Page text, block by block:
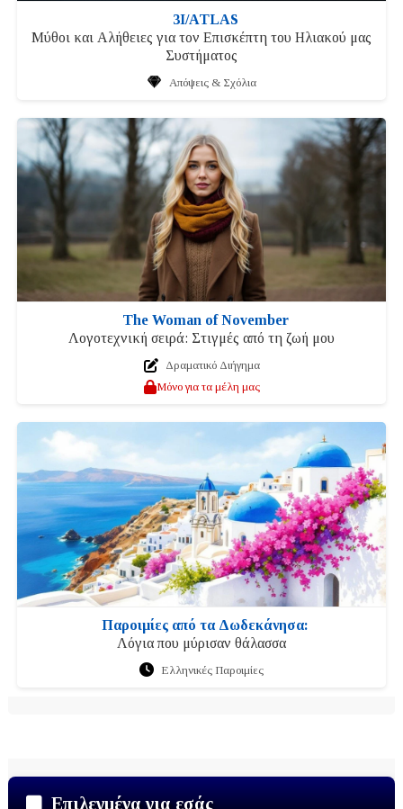
3I/ATLAS
Μύθοι και Αλήθειες για τον Επισκέπτη του Ηλιακού μας
Συστήματος
Απόψεις & Σχόλια
The Woman of November
Λογοτεχνική σειρά: Στιγμές από τη ζωή μου
Δραματικό Διήγημα
Μόνο για τα μέλη μας
Παροιμίες από τα Δωδεκάνησα:
Λόγια που μύρισαν θάλασσα
Ελληνικές Παροιμίες
Επιλεγμένα για εσάς